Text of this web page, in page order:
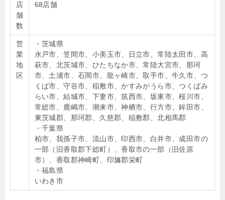
店
舗
数
68店舗
営
業
地
区
・茨城県
水戸市、笠間市、小美玉市、日立市、常陸太田市、高
萩市、北茨城市、ひたちなか市、常陸大宮市、那珂
市、土浦市、石岡市、龍ヶ崎市、取手市、牛久市、つ
くば市、守谷市、稲敷市、かすみがうら市、つくばみ
らい市、結城市、下妻市、筑西市、坂東市、桜川市、
常総市、鹿嶋市、潮来市、神栖市、行方市、鉾田市、
東茨城郡、那珂郡、久慈郡、稲敷郡、北相馬郡
・千葉県
柏市、我孫子市、流山市、印西市、白井市、成田市の
一部（旧香取郡下総町）、香取市の一部（旧佐原
市）、香取郡神崎町、印旛郡栄町
・福島県
いわき市